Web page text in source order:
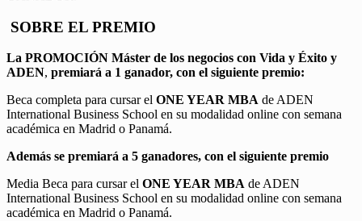
SOBRE EL PREMIO
La PROMOCIÓN Máster de los negocios con Vida y Éxito y
ADEN, premiará a 1 ganador, con el siguiente premio:
Beca completa para cursar el ONE YEAR MBA de ADEN
International Business School en su modalidad online con semana
académica en Madrid o Panamá.
Además se premiará a 5 ganadores, con el siguiente premio
Media Beca para cursar el ONE YEAR MBA de ADEN
International Business School en su modalidad online con semana
académica en Madrid o Panamá.